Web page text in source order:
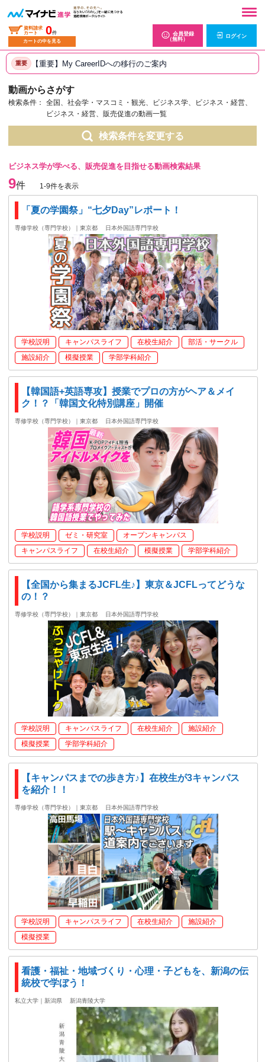
資料請求
カート
0件
カートの中を見る
会員登録
（無料）
ログイン
重要 【重要】My CareerIDへの移行のご案内
動画からさがす
検索条件：
全国、社会学・マスコミ・観光、ビジネス学、ビジネス・経営、
ビジネス・経営、販売促進の動画一覧
検索条件を変更する
ビジネス学が学べる、販売促進を目指せる動画検索結果
9件 1-9件を表示
「夏の学園祭」“七夕Day”レポート！
専修学校（専門学校）｜東京都 日本外国語専門学校
学校説明 キャンパスライフ 在校生紹介
部活・サークル
施設紹介
模擬授業 学部学科紹介
【韓国語+英語専攻】授業でプロの方がヘア＆メイ
ク！？「韓国文化特別講座」開催
専修学校（専門学校）｜東京都 日本外国語専門学校
学校説明 ゼミ・研究室
オープンキャンパス
キャンパスライフ
在校生紹介 模擬授業 学部学科紹介
【全国から集まるJCFL生♪】東京＆JCFLってどうな
の！？
専修学校（専門学校）｜東京都 日本外国語専門学校
学校説明 キャンパスライフ 在校生紹介
施設紹介
模擬授業
学部学科紹介
【キャンパスまでの歩き方♪】在校生が3キャンパス
を紹介！！
専修学校（専門学校）｜東京都 日本外国語専門学校
学校説明 キャンパスライフ 在校生紹介
施設紹介
模擬授業
看護・福祉・地域づくり・心理・子どもを、新潟の伝
統校で学ぼう！
私立大学｜新潟県 新潟青陵大学